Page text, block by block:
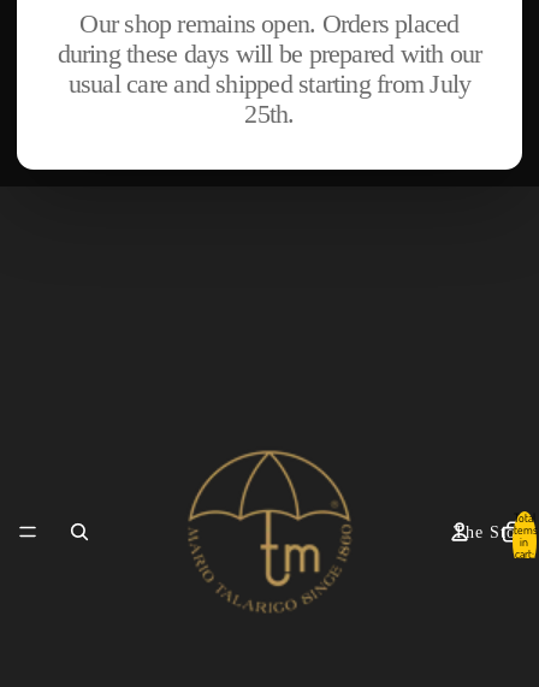
The Story
Total
items
in
cart:
Our shop remains open. Orders placed
during these days will be prepared with our
usual care and shipped starting from July
25th.